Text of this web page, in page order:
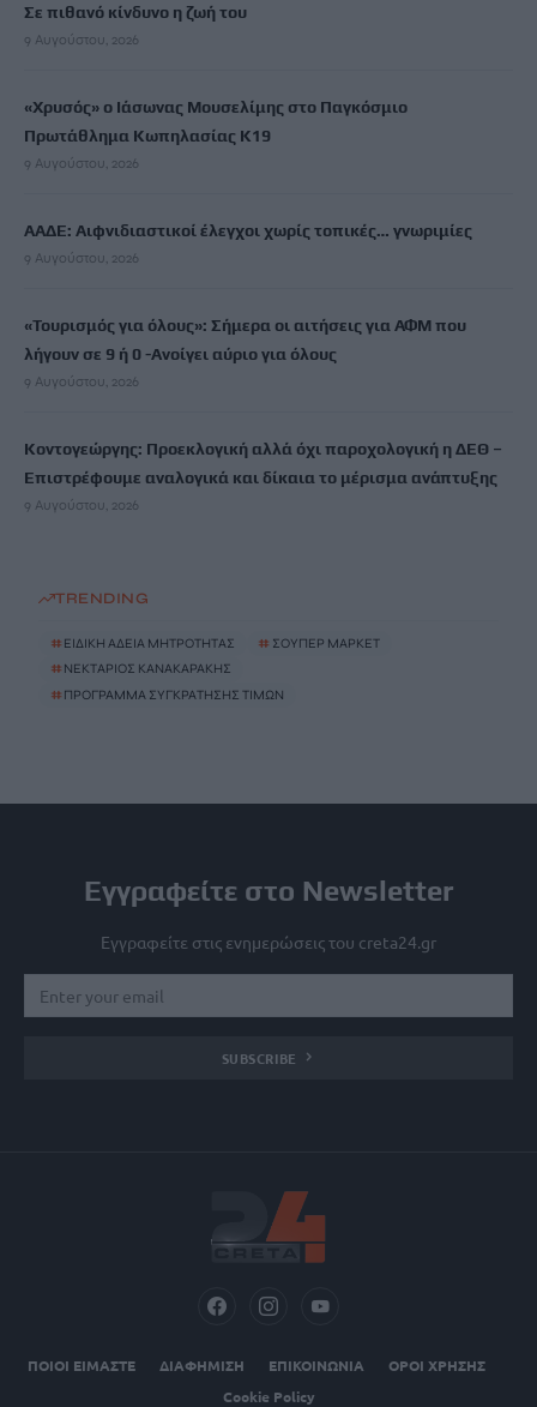
Σε πιθανό κίνδυνο η ζωή του
9 Αυγούστου, 2026
«Χρυσός» ο Ιάσωνας Μουσελίμης στο Παγκόσμιο
Πρωτάθλημα Κωπηλασίας Κ19
9 Αυγούστου, 2026
ΑΑΔΕ: Αιφνιδιαστικοί έλεγχοι χωρίς τοπικές… γνωριμίες
9 Αυγούστου, 2026
«Τουρισμός για όλους»: Σήμερα οι αιτήσεις για ΑΦΜ που
λήγουν σε 9 ή 0 -Ανοίγει αύριο για όλους
9 Αυγούστου, 2026
Κοντογεώργης: Προεκλογική αλλά όχι παροχολογική η ΔΕΘ –
Επιστρέφουμε αναλογικά και δίκαια το μέρισμα ανάπτυξης
9 Αυγούστου, 2026
TRENDING
# ΕΙΔΙΚΗ ΑΔΕΙΑ ΜΗΤΡΟΤΗΤΑΣ # ΣΟΥΠΕΡ ΜΑΡΚΕΤ
# ΝΕΚΤΑΡΙΟΣ ΚΑΝΑΚΑΡΑΚΗΣ
# ΠΡΟΓΡΑΜΜΑ ΣΥΓΚΡΑΤΗΣΗΣ ΤΙΜΩΝ
Εγγραφείτε στο Newsletter
Εγγραφείτε στις ενημερώσεις του creta24.gr
SUBSCRIBE
ΠΟΙΟΙ ΕΙΜΑΣΤΕ ΔΙΑΦΗΜΙΣΗ ΕΠΙΚΟΙΝΩΝΙΑ
ΟΡΟΙ ΧΡΗΣΗΣ
Cookie Policy